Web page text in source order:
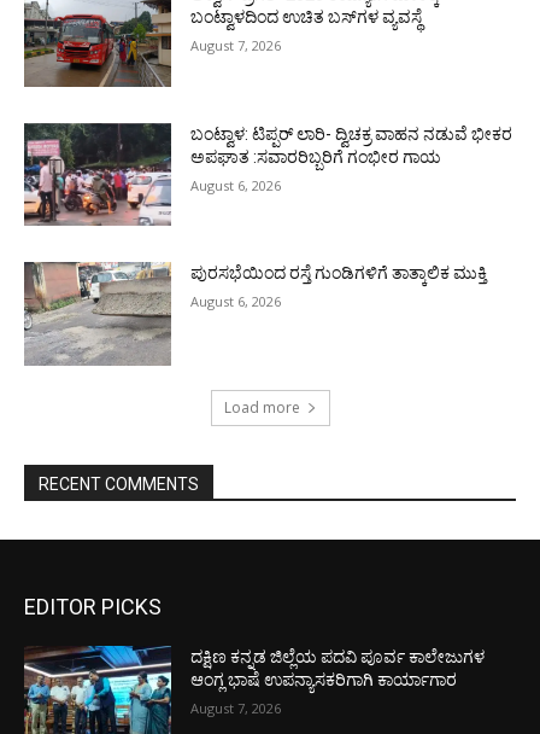
ಬಂಟ್ವಾಳದಿಂದ ಉಚಿತ ಬಸ್‌ಗಳ ವ್ಯವಸ್ಥೆ
August 7, 2026
ಬಂಟ್ವಾಳ: ಟಿಪ್ಪರ್ ಲಾರಿ- ದ್ವಿಚಕ್ರ ವಾಹನ ನಡುವೆ ಭೀಕರ
ಅಪಘಾತ :ಸವಾರರಿಬ್ಬರಿಗೆ ಗಂಭೀರ ಗಾಯ
August 6, 2026
ಪುರಸಭೆಯಿಂದ ರಸ್ತೆ ಗುಂಡಿಗಳಿಗೆ ತಾತ್ಕಾಲಿಕ ಮುಕ್ತಿ
August 6, 2026
Load more
RECENT COMMENTS
EDITOR PICKS
ದಕ್ಷಿಣ ಕನ್ನಡ ಜಿಲ್ಲೆಯ ಪದವಿ ಪೂರ್ವ ಕಾಲೇಜುಗಳ
ಆಂಗ್ಲ ಭಾಷೆ ಉಪನ್ಯಾಸಕರಿಗಾಗಿ ಕಾರ್ಯಾಗಾರ
August 7, 2026